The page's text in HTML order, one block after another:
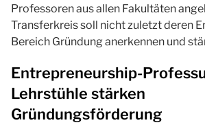
Professoren aus allen Fakultäten
Transferkreis soll nicht zuletzt deren
Bereich Gründung anerkennen und
Entrepreneurship-
Lehrstühle stärken
Gründungsförderung